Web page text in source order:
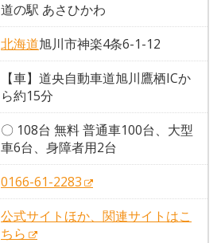
道の駅 あさひかわ
北海道旭川市神楽4条6-1-12
【車】道央自動車道旭川鷹栖ICか
ら約15分
〇 108台 無料 普通車100台、大型
車6台、身障者用2台
0166-61-2283
公式サイトほか、関連サイトはこ
ちら